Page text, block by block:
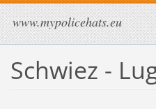
www.mypolicehats.eu
Schwiez -